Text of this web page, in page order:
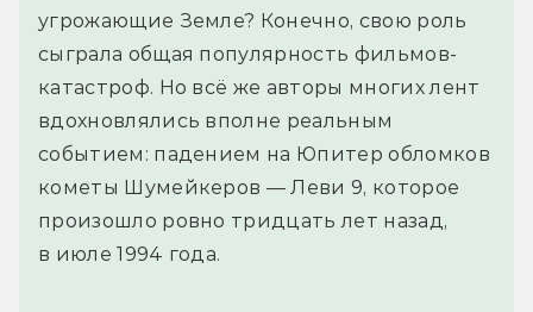
угрожающие Земле? Конечно, свою роль
сыграла общая популярность фильмов-
катастроф. Но всё же авторы многих лент
вдохновлялись вполне реальным
событием: падением на Юпитер обломков
кометы Шумейкеров — Леви 9, которое
произошло ровно тридцать лет назад,
в июле 1994 года.